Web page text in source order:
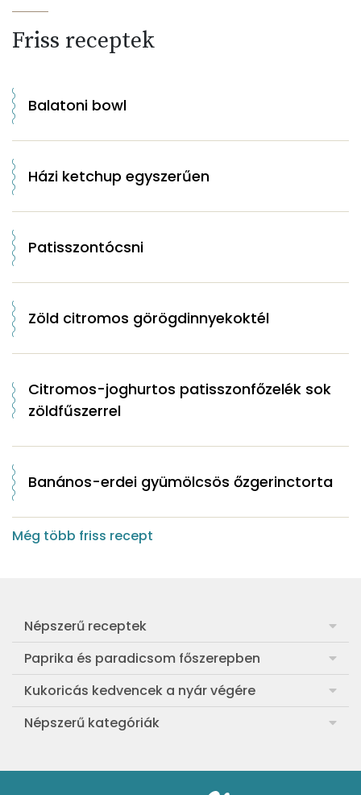
Friss receptek
Balatoni bowl
Házi ketchup egyszerűen
Patisszontócsni
Zöld citromos görögdinnyekoktél
Citromos-joghurtos patisszonfőzelék sok
zöldfűszerrel
Banános-erdei gyümölcsös őzgerinctorta
Még több friss recept
Népszerű receptek
Frankfurti leves
Egyszerű muffin
Aranygaluska
Egyszerű krumplifőzelék
Paprika és paradicsom főszerepben
Pan con Tomate
Paradicsom és paprika eltevése télre
Paradicsomos húsgombóc
Kukoricás kedvencek a nyár végére
Legfinomabb főtt kukorica
Bang bang kukorica
Népszerű kategóriák